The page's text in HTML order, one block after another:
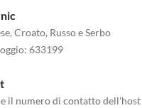
Croato, Russo e Serbo
: 633199
il numero di contatto dell'host